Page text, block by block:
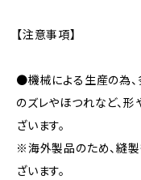
【注意事項】
●機械による生産の為、
のズレやほつれなど、
ざいます。
※海外製品のため、縫
ざいます。